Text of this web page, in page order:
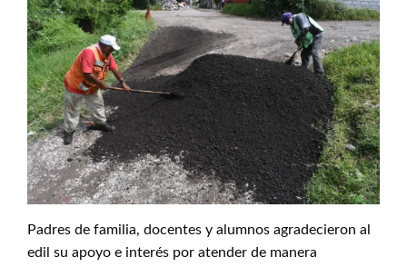
Padres de familia, docentes y alumnos agradecieron al
edil su apoyo e interés por atender de manera